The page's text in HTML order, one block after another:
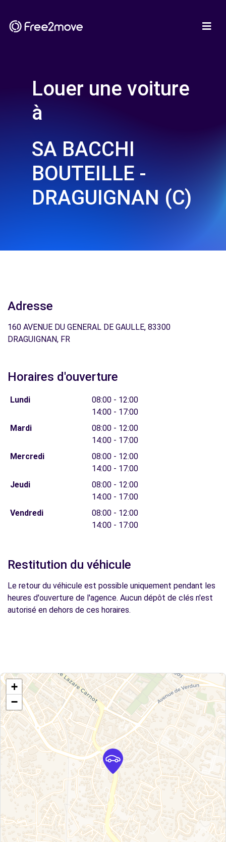
Louer une voiture
à
SA BACCHI
BOUTEILLE -
DRAGUIGNAN (C)
Adresse
160 AVENUE DU GENERAL DE GAULLE, 83300
DRAGUIGNAN, FR
Horaires d'ouverture
Lundi
08:00 - 12:00
14:00 - 17:00
Mardi
08:00 - 12:00
14:00 - 17:00
Mercredi
08:00 - 12:00
14:00 - 17:00
Jeudi
08:00 - 12:00
14:00 - 17:00
Vendredi
08:00 - 12:00
14:00 - 17:00
Restitution du véhicule
Le retour du véhicule est possible uniquement pendant les
heures d'ouverture de l'agence. Aucun dépôt de clés n'est
autorisé en dehors de ces horaires.
+
−